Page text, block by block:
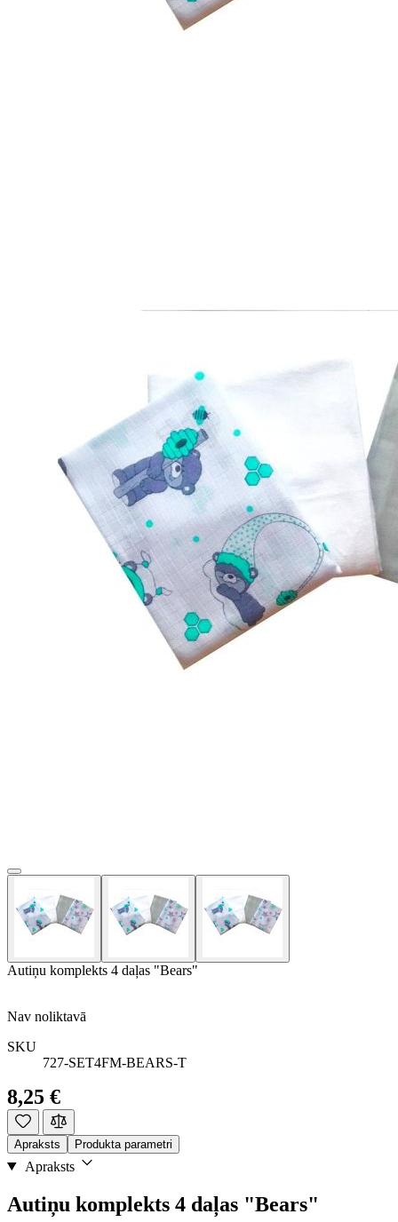
Autiņu komplekts 4 daļas "Bears"
Nav noliktavā
SKU
727-SET4FM-BEARS-T
8,25 €
Apraksts Produkta parametri
Apraksts
Autiņu komplekts 4 daļas "Bears"